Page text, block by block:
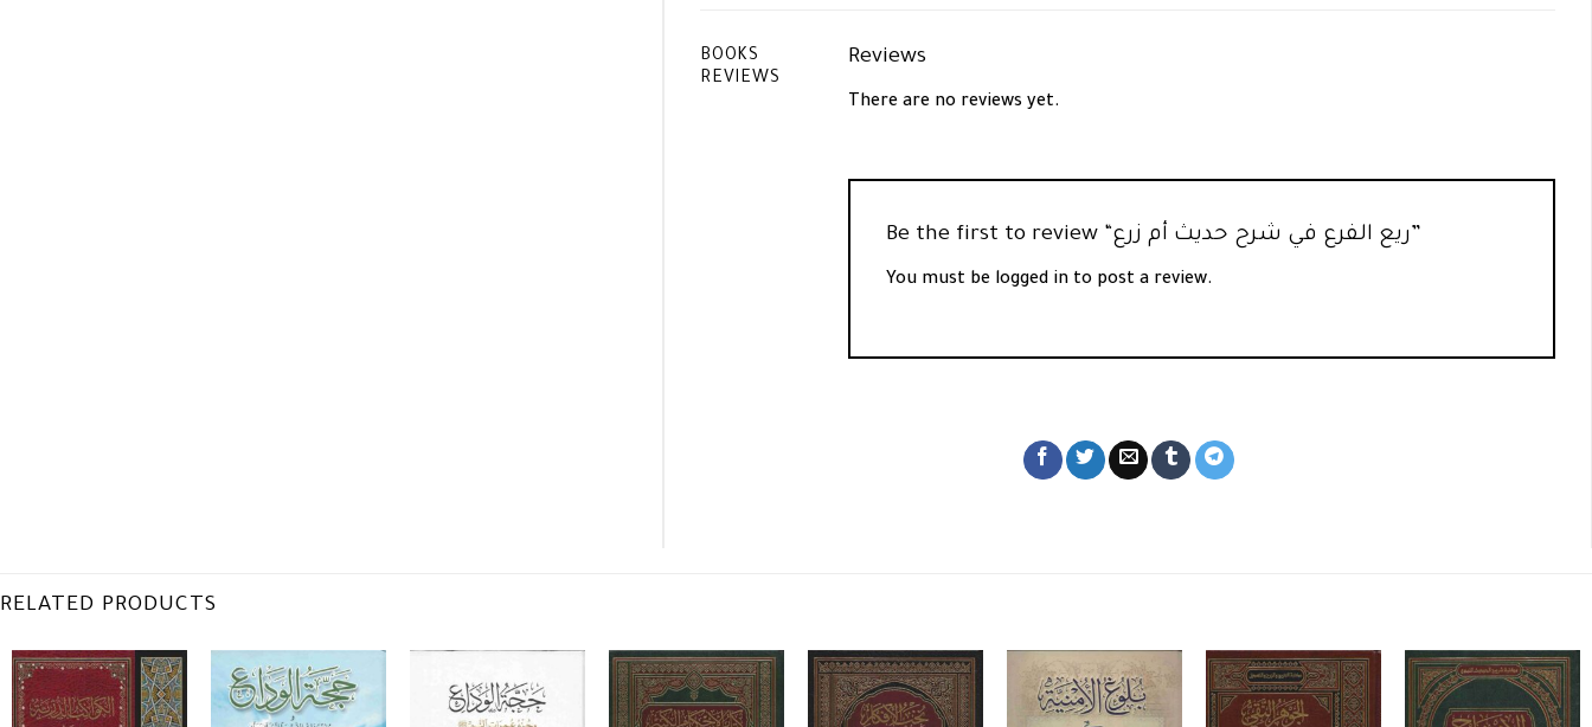
BOOKS
REVIEWS
Reviews
There are no reviews yet.
Be the first to review “ريع الفرع في شرح حديث أم زرع”
You must be logged in to post a review.
RELATED PRODUCTS